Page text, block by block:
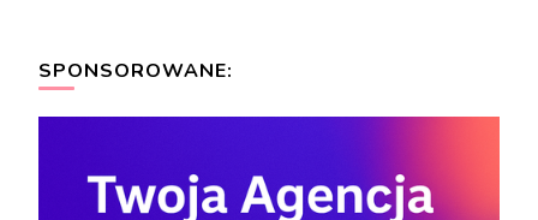
SPONSOROWANE: